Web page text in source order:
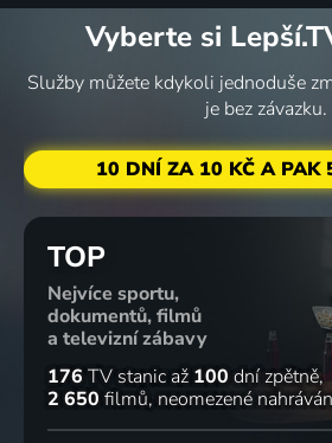
Vyberte si
Služby můžete kdykoli jednoduše
je bez závazku.
10 DNÍ ZA 10 KČ A PAK
TOP
Nejvíce sportu,
dokumentů, filmů
a televizní zábavy
176 TV stanic až 100 dní zpětně
2 650 filmů neomezené